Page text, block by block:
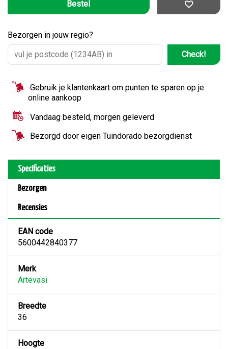
Bezorgen in jouw regio?
Check!
Gebruik je klantenkaart om punten te sparen op je
online aankoop
Vandaag besteld, morgen geleverd
Bezorgd door eigen Tuindorado bezorgdienst
Specificaties
Bezorgen
Recensies
EAN code
5600442840377
Merk
Artevasi
Breedte
36
Hoogte